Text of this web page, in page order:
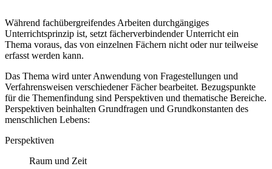
Während fachübergreifendes Arbeiten durchgängiges
Unterrichtsprinzip ist, setzt fächerverbindender Unterricht ein
Thema voraus, das von einzelnen Fächern nicht oder nur teilweise
erfasst werden kann.
Das Thema wird unter Anwendung von Fragestellungen und
Verfahrensweisen verschiedener Fächer bearbeitet. Bezugspunkte
für die Themenfindung sind Perspektiven und thematische Bereiche.
Perspektiven beinhalten Grundfragen und Grundkonstanten des
menschlichen Lebens:
Perspektiven
Raum und Zeit